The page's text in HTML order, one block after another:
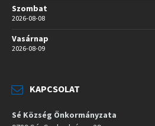
Szombat
2026-08-08
Vasárnap
2026-08-09
KAPCSOLAT
Sé Község Önkormányzata